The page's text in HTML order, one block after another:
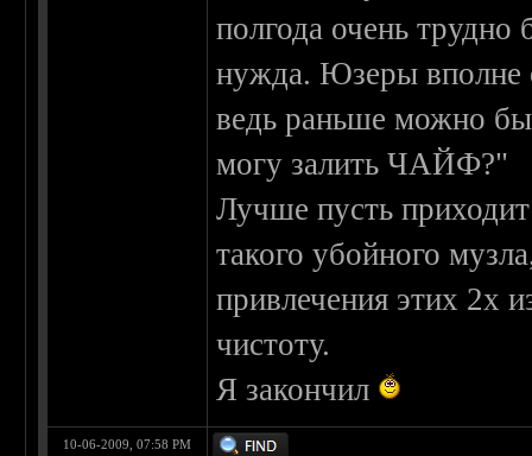
полгода очень трудно
нужда. Юзеры вполне
ведь раньше можно
могу залить ЧАЙФ?"
Лучше пусть
такого убойного
привлечения этих 2х
чистоту.
Я закончил
10-06-2009, 07:58 PM